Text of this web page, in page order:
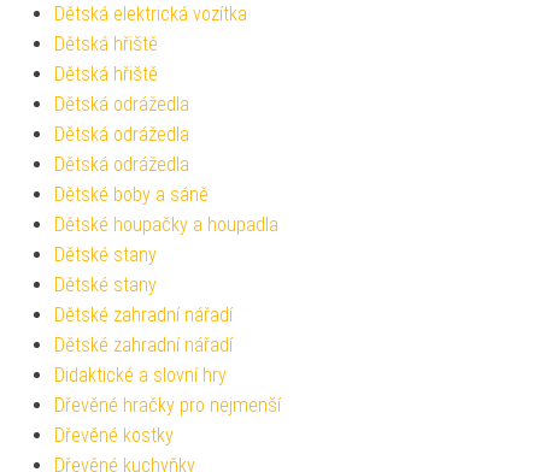
Dětská elektrická vozítka
Dětská hřiště
Dětská hřiště
Dětská odrážedla
Dětská odrážedla
Dětská odrážedla
Dětské boby a sáně
Dětské houpačky a houpadla
Dětské stany
Dětské stany
Dětské zahradní nářadí
Dětské zahradní nářadí
Didaktické a slovní hry
Dřevěné hračky pro nejmenší
Dřevěné kostky
Dřevěné kuchyňky